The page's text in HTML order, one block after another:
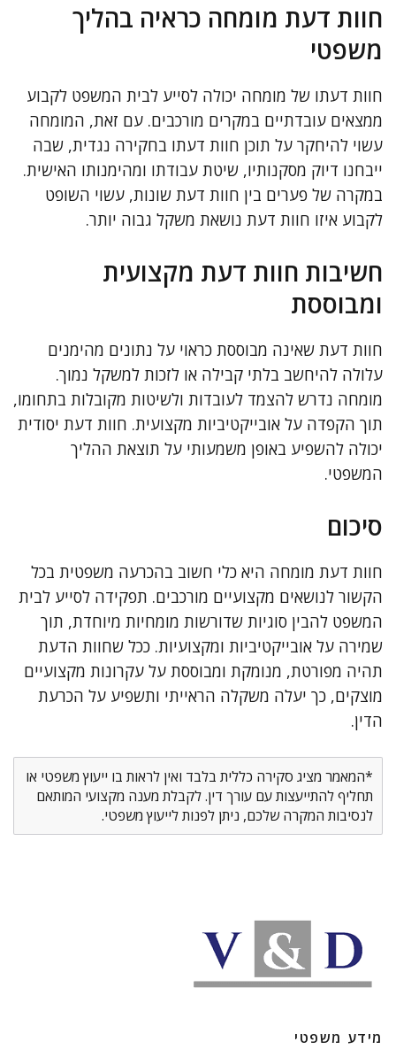
חוות דעת מומחה כראיה בהליך
משפטי
חוות דעתו של מומחה יכולה לסייע לבית המשפט לקבוע
ממצאים עובדתיים במקרים מורכבים. עם זאת, המומחה
עשוי להיחקר על תוכן חוות דעתו בחקירה נגדית, שבה
ייבחנו דיוק מסקנותיו, שיטת עבודתו ומהימנותו האישית.
במקרה של פערים בין חוות דעת שונות, עשוי השופט
לקבוע איזו חוות דעת נושאת משקל גבוה יותר.
חשיבות חוות דעת מקצועית
ומבוססת
חוות דעת שאינה מבוססת כראוי על נתונים מהימנים
עלולה להיחשב בלתי קבילה או לזכות למשקל נמוך.
מומחה נדרש להצמד לעובדות ולשיטות מקובלות בתחומו,
תוך הקפדה על אובייקטיביות מקצועית. חוות דעת יסודית
יכולה להשפיע באופן משמעותי על תוצאת ההליך
המשפטי.
סיכום
חוות דעת מומחה היא כלי חשוב בהכרעה משפטית בכל
הקשור לנושאים מקצועיים מורכבים. תפקידה לסייע לבית
המשפט להבין סוגיות שדורשות מומחיות מיוחדת, תוך
שמירה על אובייקטיביות ומקצועיות. ככל שחוות הדעת
תהיה מפורטת, מנומקת ומבוססת על עקרונות מקצועיים
מוצקים, כך יעלה משקלה הראייתי ותשפיע על הכרעת
הדין.
*המאמר מציג סקירה כללית בלבד ואין לראות בו ייעוץ משפטי או
תחליף להתייעצות עם עורך דין. לקבלת מענה מקצועי המותאם
לנסיבות המקרה שלכם, ניתן לפנות לייעוץ משפטי.
מידע משפטי